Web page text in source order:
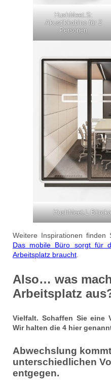
HushMeet.S:
Akustikkabine für 2
Personen
HushMeet.L
Weitere Inspirationen
Das mobile Büro sorgt für
Arbeitsplatz braucht
Also… was
Arbeitsplatz
Vielfalt. Schaffen Sie eine
Wir halten die 4 hier
Abwechslung
unterschiedlichen
entgegen.